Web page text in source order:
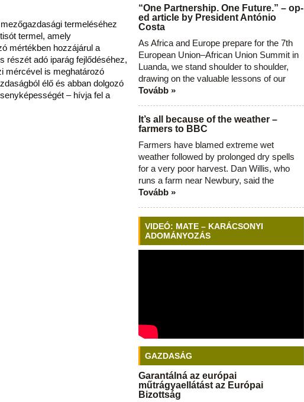
termeléséhez
termel, amely
mértékben hozzájárul a
részét adó iparág fejlődéséhez,
mércével is meghatározó
élő és abban dolgozó
– hívja fel a
“One Partnership. One Future.” – op-
ed article by President António
Costa
As Africa and Europe prepare for the 7th
European Union–African Union Summit in
Luanda, we stand shoulder to shoulder,
drawing on the valuable lessons of our
Tovább »
It’s all because of the weather –
farmers to BBC
Farmers have blamed extreme wet
weather followed by prolonged dry spells
for a very poor harvest. Dan Willis, who
runs a farm near Newbury, said the
Tovább »
VIDEÓ: MATE – KARÁCSONYI
ADOMÁNYOZÁS
GAZDASÁG
Garantálná az európai
műtrágyaellátást az Európai
Bizottság